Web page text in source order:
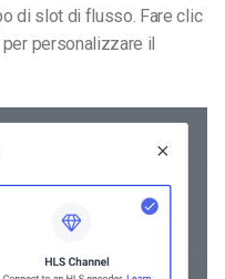
di slot di flusso. Fare clic
personalizzare il